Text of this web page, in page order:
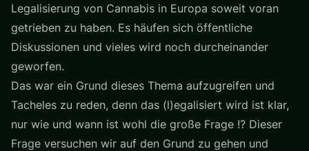
Legalisierung von Cannabis in Europa soweit voran
getrieben zu haben. Es häufen sich öffentliche
Diskussionen und vieles wird noch durcheinander
geworfen.
Das war ein Grund dieses Thema aufzugreifen und
Tacheles zu reden, denn das (l)egalisiert wird ist klar,
nur wie und wann ist wohl die große Frage !? Dieser
Frage versuchen wir auf den Grund zu gehen und